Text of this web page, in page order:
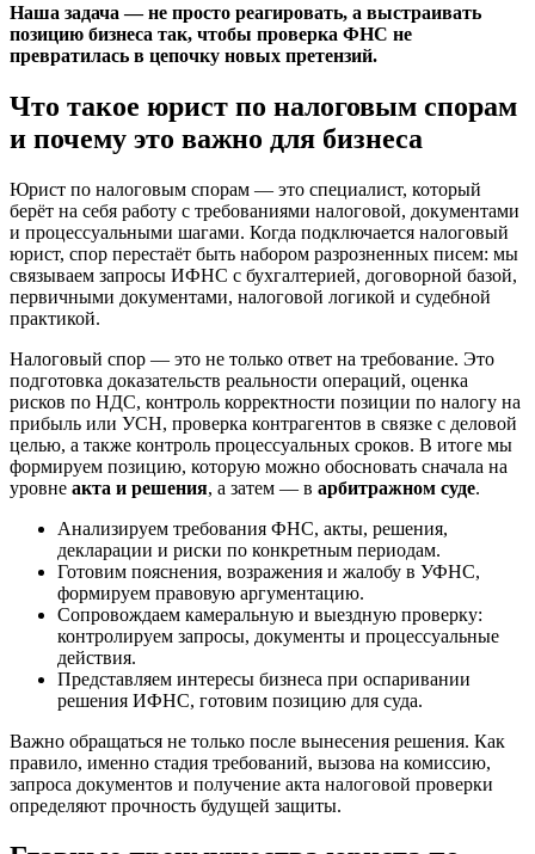
Наша задача — не просто реагировать, а выстраивать
позицию бизнеса так, чтобы проверка ФНС не
превратилась в цепочку новых претензий.
Что такое юрист по налоговым спорам
и почему это важно для бизнеса
Юрист по налоговым спорам — это специалист, который
берёт на себя работу с требованиями налоговой, документами
и процессуальными шагами. Когда подключается налоговый
юрист, спор перестаёт быть набором разрозненных писем: мы
связываем запросы ИФНС с бухгалтерией, договорной базой,
первичными документами, налоговой логикой и судебной
практикой.
Налоговый спор — это не только ответ на требование. Это
подготовка доказательств реальности операций, оценка
рисков по НДС, контроль корректности позиции по налогу на
прибыль или УСН, проверка контрагентов в связке с деловой
целью, а также контроль процессуальных сроков. В итоге мы
формируем позицию, которую можно обосновать сначала на
уровне акта и решения, а затем — в арбитражном суде.
Анализируем требования ФНС, акты, решения,
декларации и риски по конкретным периодам.
Готовим пояснения, возражения и жалобу в УФНС,
формируем правовую аргументацию.
Сопровождаем камеральную и выездную проверку:
контролируем запросы, документы и процессуальные
действия.
Представляем интересы бизнеса при оспаривании
решения ИФНС, готовим позицию для суда.
Важно обращаться не только после вынесения решения. Как
правило, именно стадия требований, вызова на комиссию,
запроса документов и получение акта налоговой проверки
определяют прочность будущей защиты.